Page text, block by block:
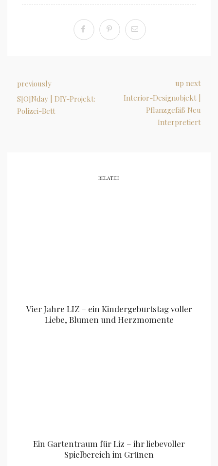
previously
S[O]Nday | DIY-Projekt:
Polizei-Bett
up next
Interior-Designobjekt |
Pflanzgefäß Neu
Interpretiert
RELATED
Vier Jahre LIZ – ein Kindergeburtstag voller
Liebe, Blumen und Herzmomente
Ein Gartentraum für Liz – ihr liebevoller
Spielbereich im Grünen